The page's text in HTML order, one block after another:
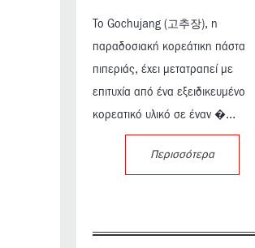
Το Gochujang (고추장), η
παραδοσιακή κορεάτικη πάστα
πιπεριάς, έχει μετατραπεί με
επιτυχία από ένα εξειδικευμένο
κορεατικό υλικό σε έναν �...
Περισσότερα